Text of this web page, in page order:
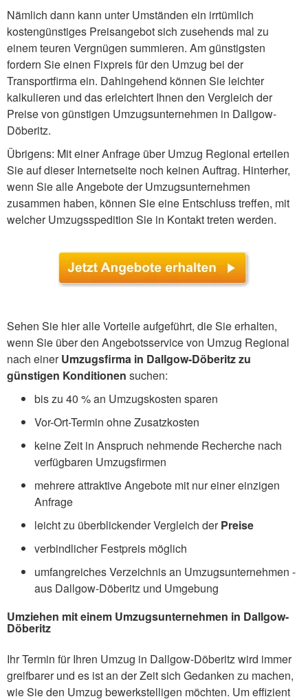
Nämlich dann kann unter Umständen ein irrtümlich
kostengünstiges Preisangebot sich zusehends mal zu
einem teuren Vergnügen summieren. Am günstigsten
fordern Sie einen Fixpreis für den Umzug bei der
Transportfirma ein. Dahingehend können Sie leichter
kalkulieren und das erleichtert Ihnen den Vergleich der
Preise von günstigen Umzugsunternehmen in Dallgow-
Döberitz.
Übrigens: Mit einer Anfrage über Umzug Regional erteilen
Sie auf dieser Internetseite noch keinen Auftrag. Hinterher,
wenn Sie alle Angebote der Umzugsunternehmen
zusammen haben, können Sie eine Entschluss treffen, mit
welcher Umzugsspedition Sie in Kontakt treten werden.
Sehen Sie hier alle Vorteile aufgeführt, die Sie erhalten,
wenn Sie über den Angebotsservice von Umzug Regional
nach einerUmzugsfirma in Dallgow-Döberitz zu
günstigen Konditionen suchen:
bis zu 40 % an Umzugskosten sparen
Vor-Ort-Termin ohne Zusatzkosten
keine Zeit in Anspruch nehmende Recherche nach
verfügbaren Umzugsfirmen
mehrere attraktive Angebote mit nur einer einzigen
Anfrage
leicht zu überblickender Vergleich derPreise
verbindlicher Festpreis möglich
umfangreiches Verzeichnis an Umzugsunternehmen -
aus Dallgow-Döberitz und Umgebung
Umziehen mit einem Umzugsunternehmen in Dallgow-
Döberitz
Ihr Termin für Ihren Umzug in Dallgow-Döberitz wird immer
greifbarer und es ist an der Zeit sich Gedanken zu machen,
wie Sie den Umzug bewerkstelligen möchten. Um effizient